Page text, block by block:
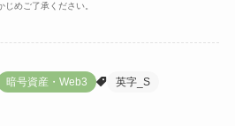
めご了承ください。
暗号資産・Web3 英字_S